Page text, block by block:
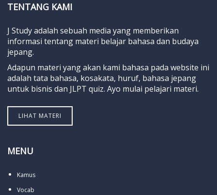
TENTANG KAMI
J Study adalah sebuah media yang memberikan
informasi tentang materi belajar bahasa dan budaya
jepang.
Adapun materi yang akan kami bahasa pada website ini
adalah tata bahasa, kosakata, huruf, bahasa jepang
untuk bisnis dan JLPT quiz. Ayo mulai pelajari materi.
LIHAT MATERI
MENU
Kamus
Vocab